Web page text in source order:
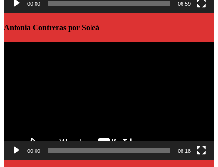
00:00 06:59
Antonia Contreras por Soleá
00:00 08:18